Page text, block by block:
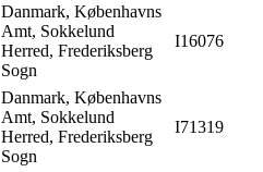
Danmark, Københavns
Amt, Sokkelund
Herred, Frederiksberg
Sogn
I16076
Danmark, Københavns
Amt, Sokkelund
Herred, Frederiksberg
Sogn
I71319